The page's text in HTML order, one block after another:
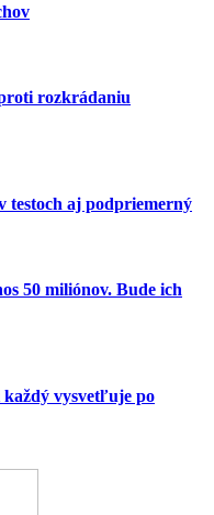
rozkrádaniu
testoch aj podpriemerný
50 miliónov. Bude ich
každý vysvetľuje po